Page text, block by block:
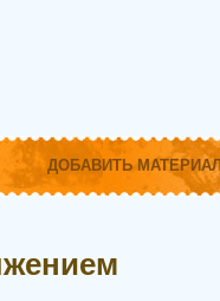
ДОБАВИТЬ МАТЕРИАЛ